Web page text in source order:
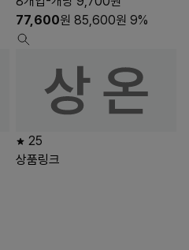
77,600원 85,600원 9%
25
상품링크